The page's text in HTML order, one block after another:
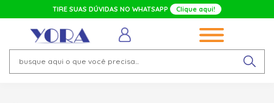
TIRE SUAS DÚVIDAS NO WHATSAPP Clique aqui!